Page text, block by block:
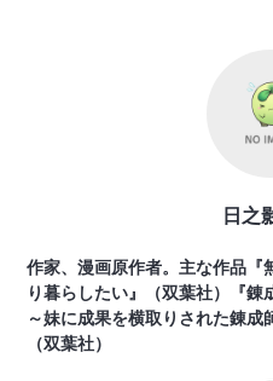
日之
作家、漫画原作者。主な作品『
り暮らしたい』（双葉社）『
～妹に成果を横取りされた錬成
（双葉社）